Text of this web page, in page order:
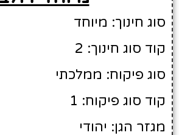
סוג חינוך: מיוחד
קוד סוג חינוך: 2
סוג פיקוח: ממלכתי
קוד סוג פיקוח: 1
מגזר הגן: יהודי